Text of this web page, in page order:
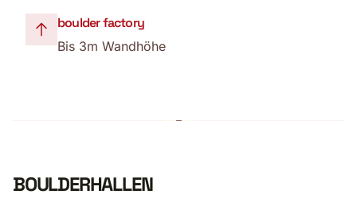
boulder factory
Bis 3m Wandhöhe
BOULDERHALLEN